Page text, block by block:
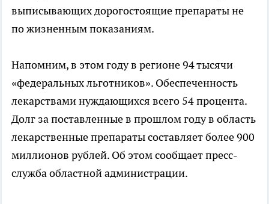
выписывающих дорогостоящие препараты не
по жизненным показаниям.
Напомним, в этом году в регионе 94 тысячи
«федеральных льготников». Обеспеченность
лекарствами нуждающихся всего 54 процента.
Долг за поставленные в прошлом году в область
лекарственные препараты составляет более 900
миллионов рублей. Об этом сообщает пресс-
служба областной администрации.